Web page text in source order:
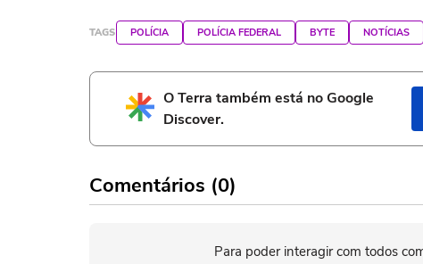
TAGS POLÍCIA POLÍCIA FEDERAL BYTE NOTÍCIAS
O Terra também está no Google
Discover.
Comentários (0)
Para poder interagir com todos